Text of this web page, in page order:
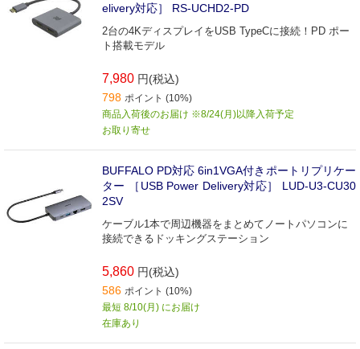
elivery対応］ RS-UCHD2-PD
2台の4KディスプレイをUSB TypeCに接続！PD ポー
ト搭載モデル
7,980 円(税込)
798 ポイント (10%)
商品入荷後のお届け ※8/24(月)以降入荷予定
お取り寄せ
BUFFALO PD対応 6in1VGA付きポートリプリケー
ター ［USB Power Delivery対応］ LUD-U3-CU30
2SV
ケーブル1本で周辺機器をまとめてノートパソコンに
接続できるドッキングステーション
5,860 円(税込)
586 ポイント (10%)
最短 8/10(月) にお届け
在庫あり